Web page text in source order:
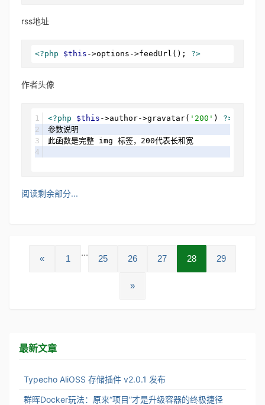
rss地址
<?php $this ->options->feedUrl(); ?>
作者头像
<?php $this ->author->gravatar( '200' ) ?>
参数说明
此函数是完整 img 标签，200代表长和宽
阅读剩余部分...
« 1
...
25 26 27 28 29
»
最新文章
Typecho AliOSS 存储插件 v2.0.1 发布
群晖Docker玩法：原来“项目”才是升级容器的终极捷径